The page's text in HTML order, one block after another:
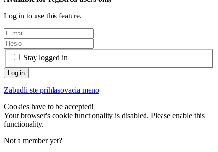
Log in to use this feature.
Stay logged in
Zabudli ste prihlasovacia meno
Cookies have to be accepted!
Your browser's cookie functionality is disabled. Please enable this
functionality.
Not a member yet?